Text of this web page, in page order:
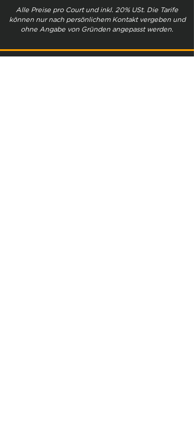
Alle Preise pro Court und inkl. 20% USt. Die Tarife
können nur nach persönlichem Kontakt vergeben und
ohne Angabe von Gründen angepasst werden.